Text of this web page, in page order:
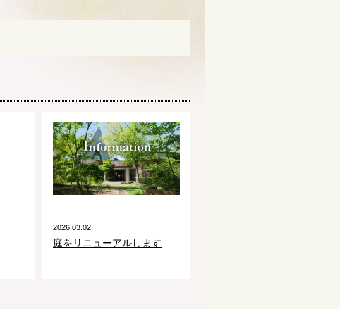
2026.03.02
庭をリニューアルします